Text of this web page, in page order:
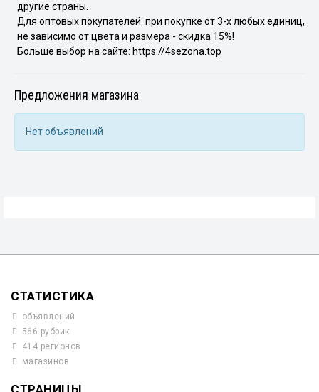
другие страны.
Для оптовых покупателей: при покупке от 3-х любых единиц,
не зависимо от цвета и размера - скидка 15%!
Больше выбор на сайте: https://4sezona.top
Предложения магазина
Нет объявлений
СТАТИСТИКА
объявлений
566 рубрик
414 регионов
магазинов
СТРАНИЦЫ